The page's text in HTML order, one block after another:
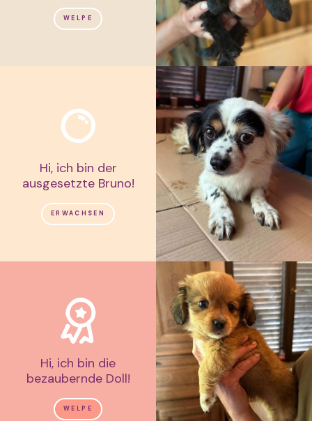
WELPE
Hi, ich bin der
ausgesetzte Bruno!
ERWACHSEN
Hi, ich bin die
bezaubernde Doll!
WELPE